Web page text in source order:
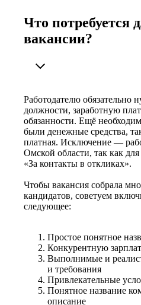
Что потребуется
вакансии?
Работодателю обязательно
должности, заработную
обязанности. Ещё
были денежные средства,
платная. Исключение —
Омской области, так как
«За контакты в откликах».
Чтобы вакансия собрала
кандидатов, советуем
следующее:
Простое понятное
Конкурентную
Выполнимые и
и требования
Привлекательные
Понятное название
описание